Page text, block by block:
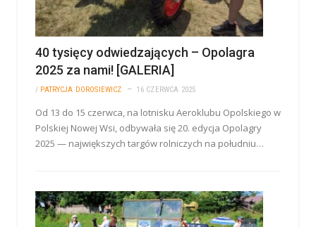
40 tysięcy odwiedzających – Opolagra
2025 za nami! [GALERIA]
/ PATRYCJA DOROSIEWICZ 16 CZERWCA 2025
Od 13 do 15 czerwca, na lotnisku Aeroklubu Opolskiego w
Polskiej Nowej Wsi, odbywała się 20. edycja Opolagry
2025 — największych targów rolniczych na południu…